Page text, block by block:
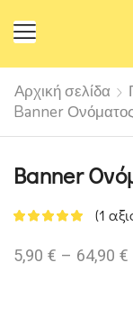
Αρχική σελίδα
Banner
Banner
(1
5,90 € – 64,90 €